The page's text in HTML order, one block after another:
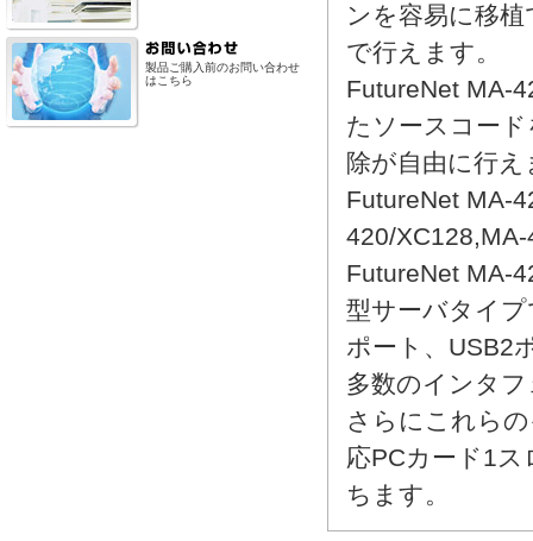
ンを容易に移
で行えます。
FutureNet MA-
たソースコー
除が自由に行え
FutureNet MA-
420/
FutureNet MA-
型サーバタイ
ポート、USB2
多数のインタ
さらにこれら
応PCカード1
ちます。
製品ご購入前のお問い合わせ
はこちら